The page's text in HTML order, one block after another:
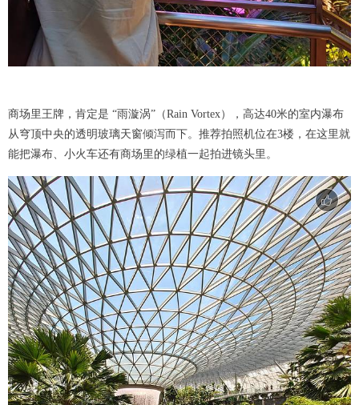
商场里王牌，肯定是 “雨漩涡”（Rain Vortex），高达40米的室内瀑布
从穹顶中央的透明玻璃天窗倾泻而下。推荐拍照机位在3楼，在这里就
能把瀑布、小火车还有商场里的绿植一起拍进镜头里。